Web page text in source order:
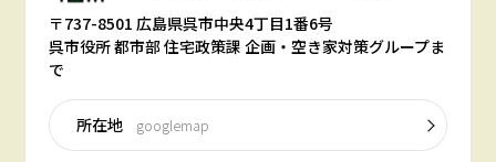
〒737-8501 広島県呉市中央4丁目1番6号
呉市役所 都市部 住宅政策課 企画・空き家対策グループま
で
所在地 googlemap